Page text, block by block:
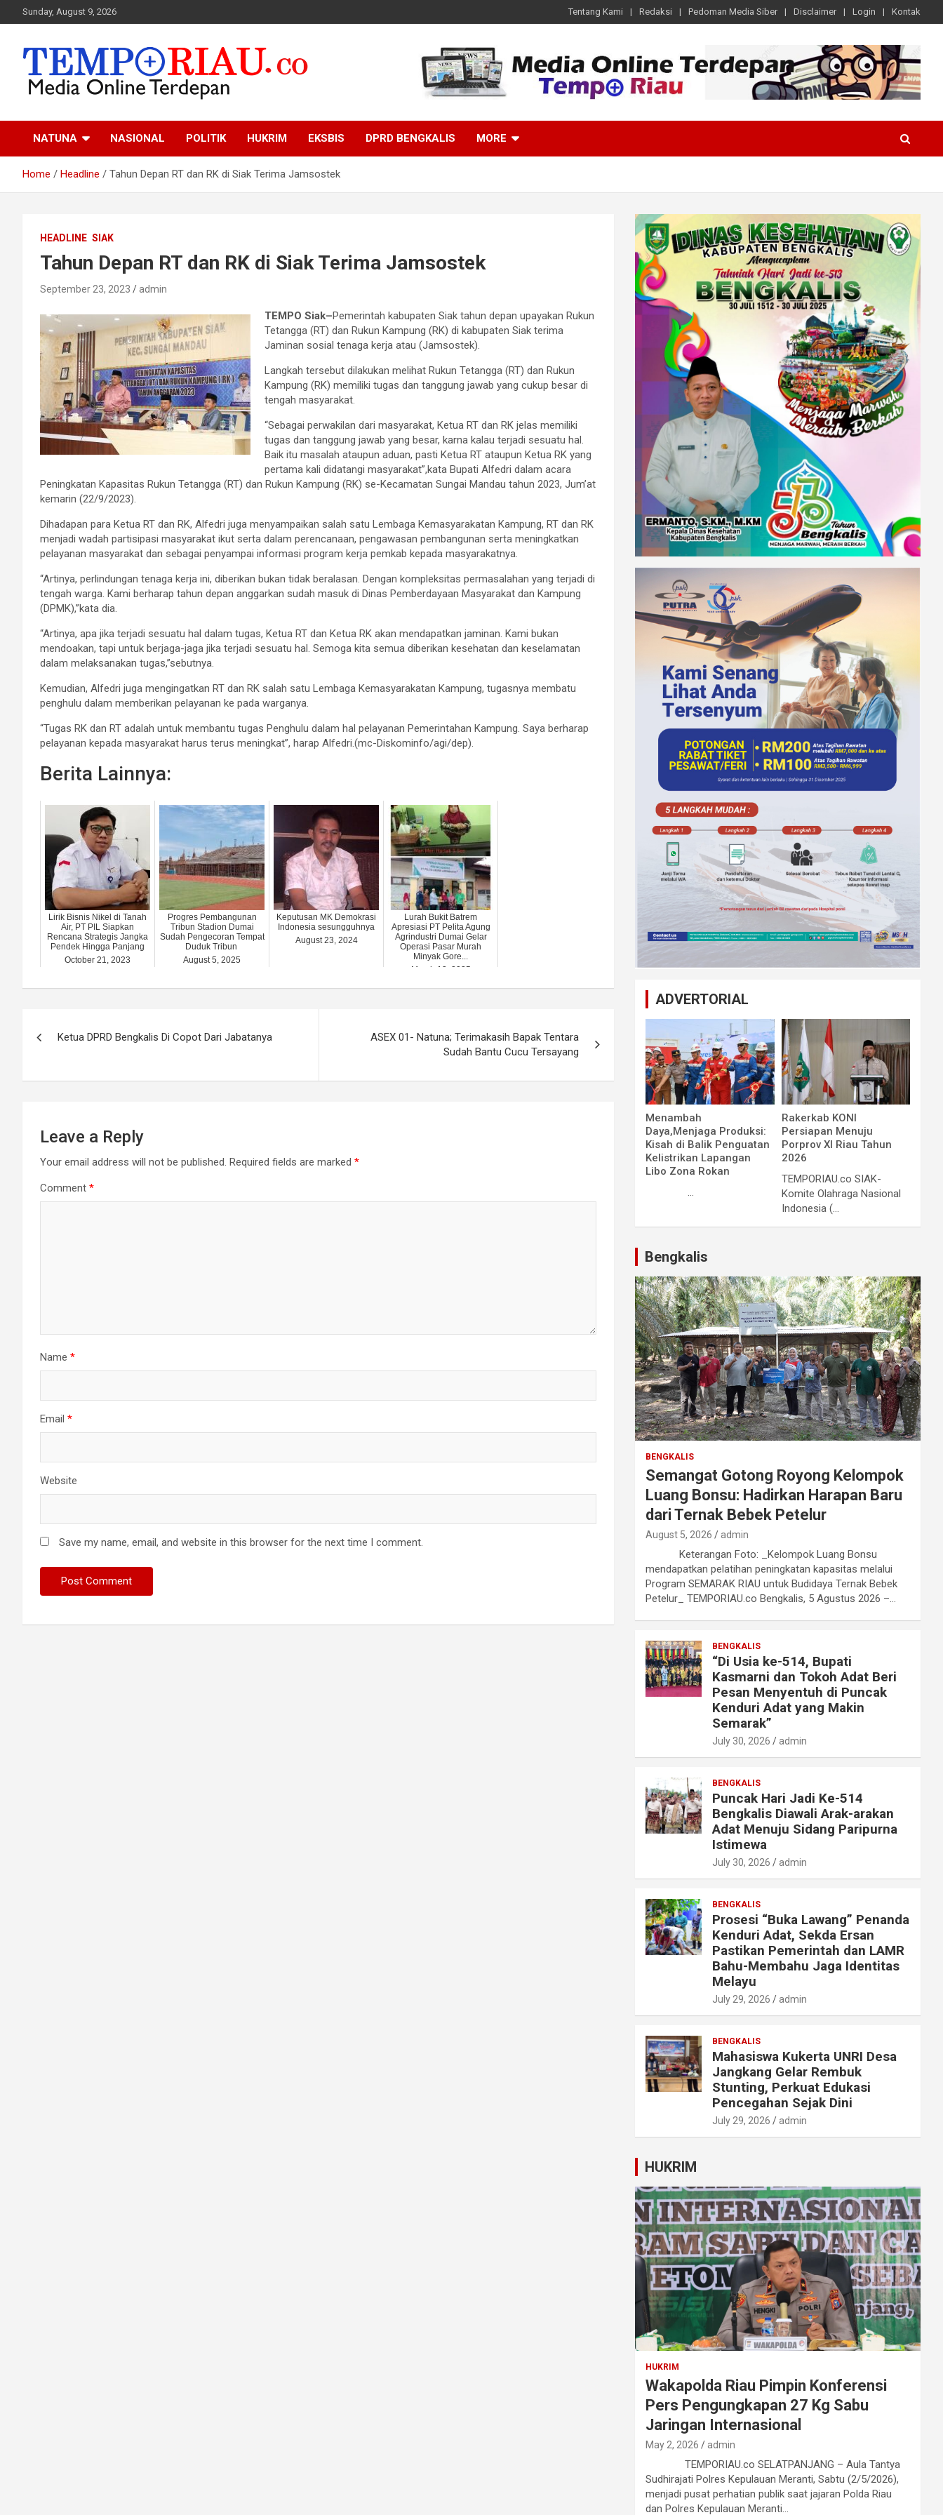
to
Sunday, August 9, 2026 Tentang Kami Redaksi Pedoman Media Siber Disclaimer Login Kontak
Tempo Riau
NATUNA NASIONAL POLITIK HUKRIM EKSBIS DPRD BENGKALIS MORE
Home Headline Tahun Depan RT dan RK di Siak Terima Jamsostek
HEADLINE SIAK
Tahun Depan RT dan RK di Siak Terima Jamsostek
September 23, 2023 admin
TEMPO Siak–Pemerintah kabupaten Siak tahun depan upayakan Rukun
Tetangga (RT) dan Rukun Kampung (RK) di kabupaten Siak terima
Jaminan sosial tenaga kerja atau (Jamsostek).
Langkah tersebut dilakukan melihat Rukun Tetangga (RT) dan Rukun
Kampung (RK) memiliki tugas dan tanggung jawab yang cukup besar di
tengah masyarakat.
“Sebagai perwakilan dari masyarakat, Ketua RT dan RK jelas memiliki
tugas dan tanggung jawab yang besar, karna kalau terjadi sesuatu hal.
Baik itu masalah ataupun aduan, pasti Ketua RT ataupun Ketua RK yang
pertama kali didatangi masyarakat”,kata Bupati Alfedri dalam acara
Peningkatan Kapasitas Rukun Tetangga (RT) dan Rukun Kampung (RK) se-Kecamatan Sungai Mandau tahun 2023, Jum’at
kemarin (22/9/2023).
Dihadapan para Ketua RT dan RK, Alfedri juga menyampaikan salah satu Lembaga Kemasyarakatan Kampung, RT dan RK
menjadi wadah partisipasi masyarakat ikut serta dalam perencanaan, pengawasan pembangunan serta meningkatkan
pelayanan masyarakat dan sebagai penyampai informasi program kerja pemkab kepada masyarakatnya.
“Artinya, perlindungan tenaga kerja ini, diberikan bukan tidak beralasan. Dengan kompleksitas permasalahan yang terjadi di
tengah warga. Kami berharap tahun depan anggarkan sudah masuk di Dinas Pemberdayaan Masyarakat dan Kampung
(DPMK),”kata dia.
“Artinya, apa jika terjadi sesuatu hal dalam tugas, Ketua RT dan Ketua RK akan mendapatkan jaminan. Kami bukan
mendoakan, tapi untuk berjaga-jaga jika terjadi sesuatu hal. Semoga kita semua diberikan kesehatan dan keselamatan
dalam melaksanakan tugas,”sebutnya.
Kemudian, Alfedri juga mengingatkan RT dan RK salah satu Lembaga Kemasyarakatan Kampung, tugasnya membatu
penghulu dalam memberikan pelayanan ke pada warganya.
“Tugas RK dan RT adalah untuk membantu tugas Penghulu dalam hal pelayanan Pemerintahan Kampung. Saya berharap
pelayanan kepada masyarakat harus terus meningkat”, harap Alfedri.(mc-Diskominfo/agi/dep).
Berita Lainnya:
Lirik Bisnis Nikel di Tanah
Air, PT PIL Siapkan
Rencana Strategis Jangka
Pendek Hingga Panjang
October 21, 2023
Progres Pembangunan
Tribun Stadion Dumai
Sudah Pengecoran Tempat
Duduk Tribun
August 5, 2025
Keputusan MK Demokrasi
Indonesia sesungguhnya
August 23, 2024
Lurah Bukit Batrem
Apresiasi PT Pelita Agung
Agrindustri Dumai Gelar
Operasi Pasar Murah
Minyak Gore...
March 13, 2025
Ketua DPRD Bengkalis Di Copot Dari Jabatanya
ASEX 01- Natuna; Terimakasih Bapak Tentara
Sudah Bantu Cucu Tersayang
Leave a Reply
Your email address will not be published. Required fields are marked *
Comment *
Name *
Email *
Website
Save my name, email, and website in this browser for the next time I comment.
ADVERTORIAL
Menambah
Daya,Menjaga Produksi:
Kisah di Balik Penguatan
Kelistrikan Lapangan
Libo Zona Rokan
...
Rakerkab KONI
Persiapan Menuju
Porprov XI Riau Tahun
2026
TEMPORIAU.co SIAK-
Komite Olahraga Nasional
Indonesia (...
Bengkalis
BENGKALIS
Semangat Gotong Royong Kelompok
Luang Bonsu: Hadirkan Harapan Baru
dari Ternak Bebek Petelur
August 5, 2026 admin
Keterangan Foto: _Kelompok Luang Bonsu
mendapatkan pelatihan peningkatan kapasitas melalui
Program SEMARAK RIAU untuk Budidaya Ternak Bebek
Petelur_ TEMPORIAU.co Bengkalis, 5 Agustus 2026 –…
BENGKALIS
“Di Usia ke-514, Bupati
Kasmarni dan Tokoh Adat Beri
Pesan Menyentuh di Puncak
Kenduri Adat yang Makin
Semarak”
July 30, 2026 admin
BENGKALIS
Puncak Hari Jadi Ke-514
Bengkalis Diawali Arak-arakan
Adat Menuju Sidang Paripurna
Istimewa
July 30, 2026 admin
BENGKALIS
Prosesi “Buka Lawang” Penanda
Kenduri Adat, Sekda Ersan
Pastikan Pemerintah dan LAMR
Bahu-Membahu Jaga Identitas
Melayu
July 29, 2026 admin
BENGKALIS
Mahasiswa Kukerta UNRI Desa
Jangkang Gelar Rembuk
Stunting, Perkuat Edukasi
Pencegahan Sejak Dini
July 29, 2026 admin
HUKRIM
HUKRIM
Wakapolda Riau Pimpin Konferensi
Pers Pengungkapan 27 Kg Sabu
Jaringan Internasional
May 2, 2026 admin
TEMPORIAU.co SELATPANJANG – Aula Tantya
Sudhirajati Polres Kepulauan Meranti, Sabtu (2/5/2026),
menjadi pusat perhatian publik saat jajaran Polda Riau
dan Polres Kepulauan Meranti…